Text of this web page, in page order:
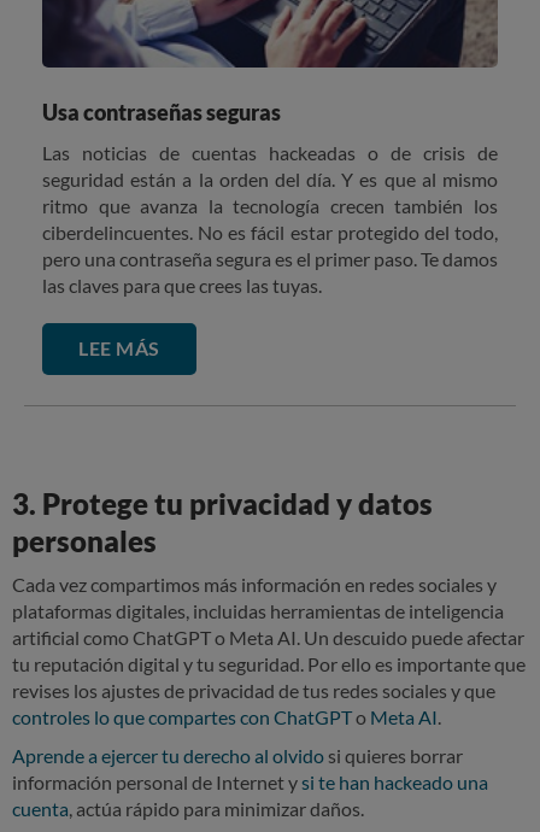
Usa contraseñas seguras
Las noticias de cuentas hackeadas o de crisis de
seguridad están a la orden del día. Y es que al mismo
ritmo que avanza la tecnología crecen también los
ciberdelincuentes. No es fácil estar protegido del todo,
pero una contraseña segura es el primer paso. Te damos
las claves para que crees las tuyas.
LEE MÁS
3. Protege tu privacidad y datos
personales
Cada vez compartimos más información en redes sociales y
plataformas digitales, incluidas herramientas de inteligencia
artificial como ChatGPT o Meta AI. Un descuido puede afectar
tu reputación digital y tu seguridad. Por ello es importante que
revises los ajustes de privacidad de tus redes sociales y que
controles lo que compartes con ChatGPTo Meta AI.
Aprende a ejercer tu derecho al olvido si quieres borrar
información personal de Internet ysi te han hackeado una
cuenta, actúa rápido para minimizar daños.